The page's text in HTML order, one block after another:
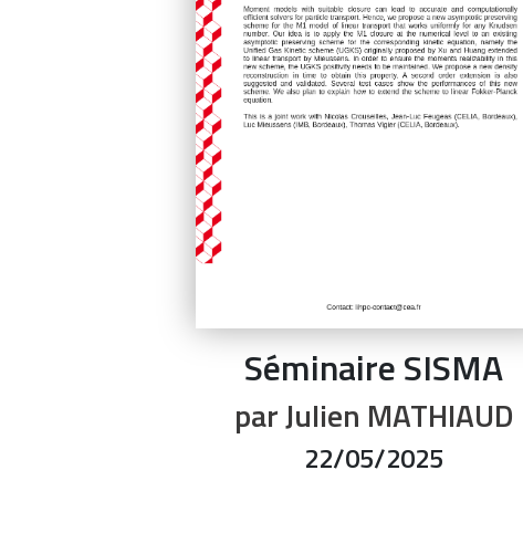
Séminaire SISMA
parJulien MATHIAUD
22/05/2025